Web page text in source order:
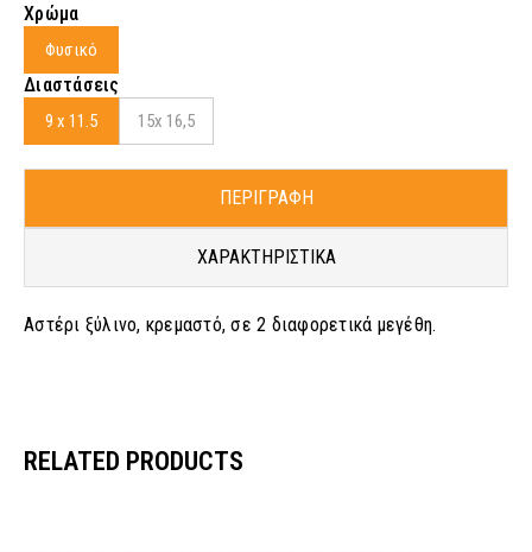
Χρώμα
Φυσικό
Διαστάσεις
9 x 11.5 15x 16,5
ΠΕΡΙΓΡΑΦΗ
ΧΑΡΑΚΤΗΡΙΣΤΙΚΑ
Αστέρι ξύλινο, κρεμαστό, σε 2 διαφορετικά μεγέθη.
RELATED PRODUCTS